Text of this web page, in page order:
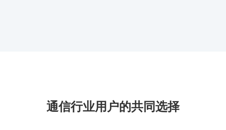
通信行业用户的共同选择